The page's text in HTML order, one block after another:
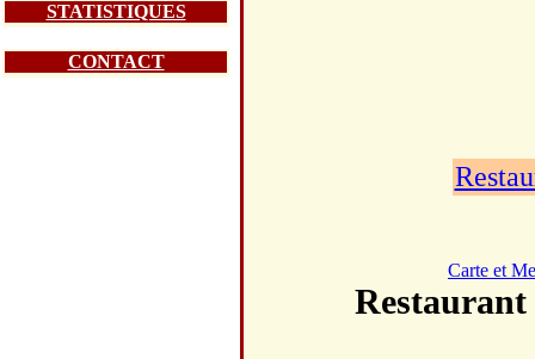
STATISTIQUES
CONTACT
Carte et